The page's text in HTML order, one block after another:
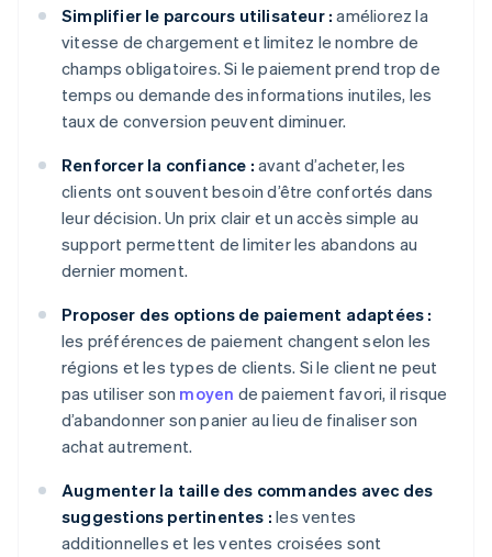
Simplifier le parcours utilisateur : améliorez la
vitesse de chargement et limitez le nombre de
champs obligatoires. Si le paiement prend trop de
temps ou demande des informations inutiles, les
taux de conversion peuvent diminuer.
Renforcer la confiance : avant d’acheter, les
clients ont souvent besoin d’être confortés dans
leur décision. Un prix clair et un accès simple au
support permettent de limiter les abandons au
dernier moment.
Proposer des options de paiement adaptées :
les préférences de paiement changent selon les
régions et les types de clients. Si le client ne peut
pas utiliser son moyen de paiement favori, il risque
d’abandonner son panier au lieu de finaliser son
achat autrement.
Augmenter la taille des commandes avec des
suggestions pertinentes : les ventes
additionnelles et les ventes croisées sont